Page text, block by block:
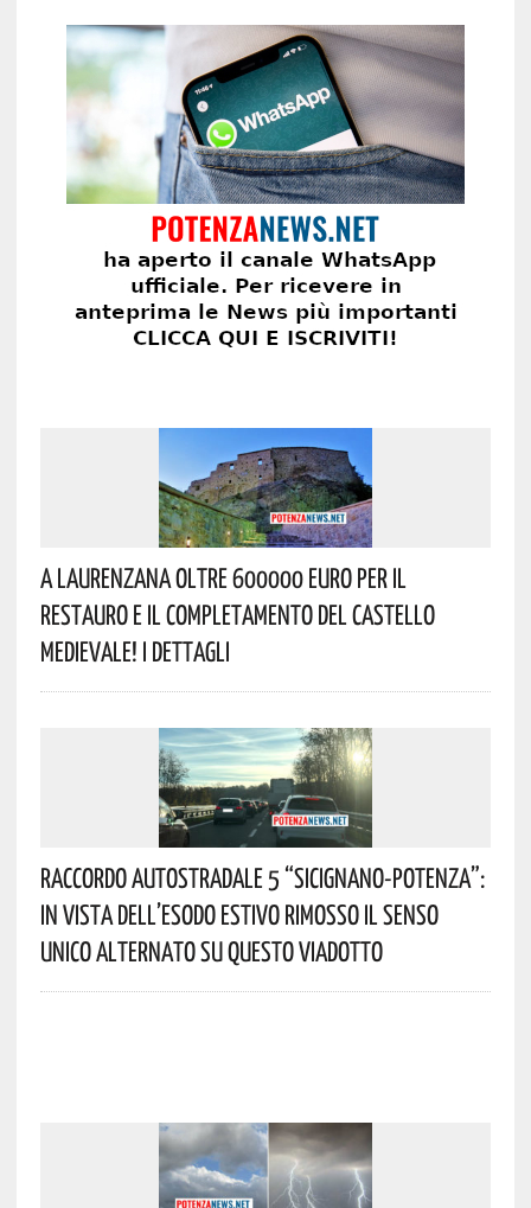
A Laurenzana Oltre 600000 Euro Per Il
Restauro E Il Completamento Del Castello
Medievale! I Dettagli
Raccordo Autostradale 5 “Sicignano-Potenza”:
In Vista Dell’esodo Estivo Rimosso Il Senso
Unico Alternato Su Questo Viadotto